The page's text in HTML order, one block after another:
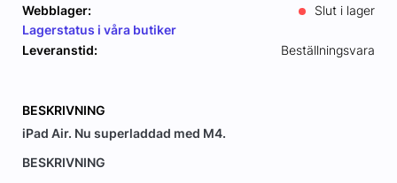
Webblager:
Slut i lager
Lagerstatus i våra butiker
Leveranstid:
Beställningsvara
BESKRIVNING
iPad Air. Nu superladdad med M4.
BESKRIVNING